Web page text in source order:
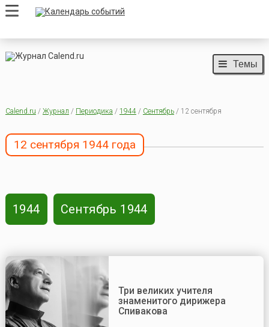
Темы
Calend.ru / Журнал / Периодика / 1944/ Сентябрь/ 12 сентября
12 сентября 1944 года
1944 Сентябрь 1944
Три великих учителя
знаменитого дирижера
Спивакова